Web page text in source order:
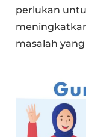
perlukan
masalah